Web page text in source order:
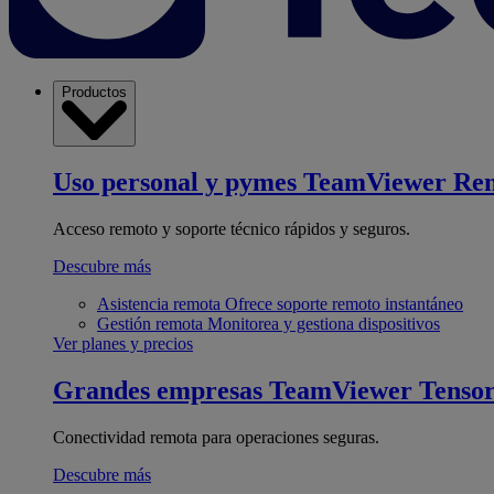
Productos
Uso personal y pymes TeamViewer
Acceso remoto y soporte técnico rápidos y seguros.
Descubre más
Asistencia remota Ofrece soporte remoto instantáneo
Gestión remota Monitorea y gestiona dispositivos
Ver planes y precios
Grandes empresas TeamViewer Tensor
Conectividad remota para operaciones seguras.
Descubre más